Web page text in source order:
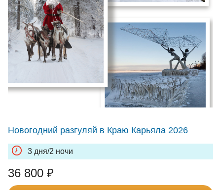
Новогодний разгуляй в Краю Карьяла 2026
3 дня/2 ночи
36 800 ₽